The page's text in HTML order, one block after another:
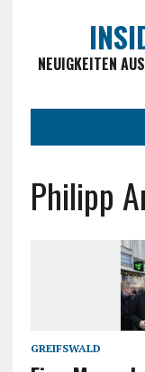
NEUIGKEITEN
Philipp
GREIFSWALD